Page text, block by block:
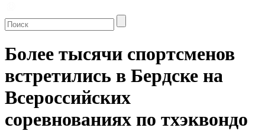
Более тысячи спортсменов
встретились в Бердске на
Всероссийских
соревнованиях по тхэквондо